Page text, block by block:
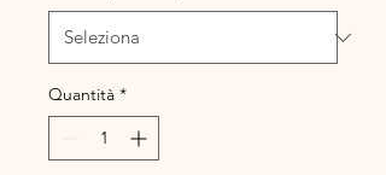
Quantità *